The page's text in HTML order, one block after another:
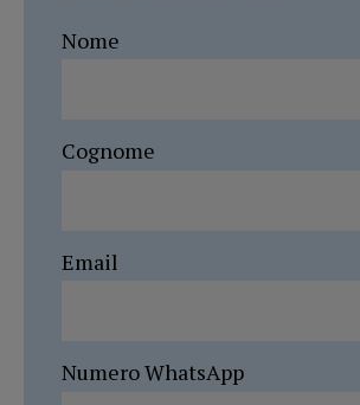
Nome
Cognome
Email
Numero WhatsApp